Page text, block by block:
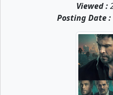
Viewed :
Posting Date :